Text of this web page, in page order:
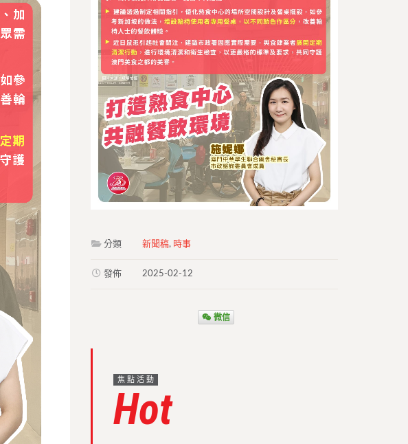
分類 新聞稿, 時事
發佈 2025-02-12
微信
焦點活動
Hot